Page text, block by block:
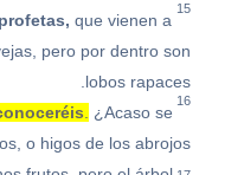
15
que vienen a
pero por dentro son
lobos rapaces.
16
. ¿Acaso se
o higos de los abrojos?